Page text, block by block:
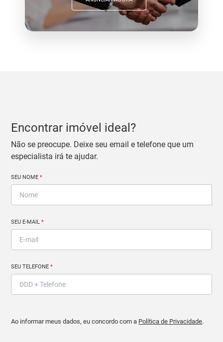
Encontrar imóvel ideal?
Não se preocupe. Deixe seu email e telefone que um
especialista irá te ajudar.
SEU NOME*
SEU E-MAIL*
SEU TELEFONE*
Ao informar meus dados, eu concordo com a Política de Privacidade.